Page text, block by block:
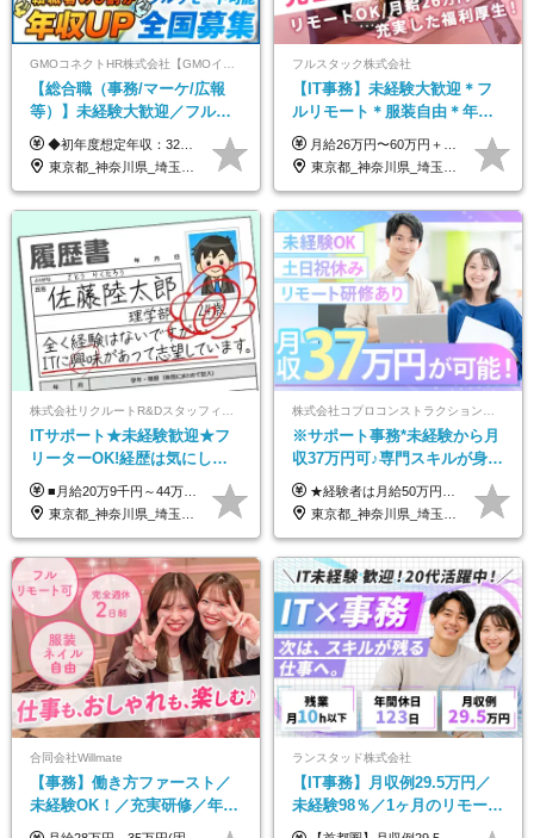
【総合職（事務/マーケ/広報
等）】未経験大歓迎／フルリ
モ可で全国募集！年収アップ
多数★年休最大130日★
◆初年度想定年収：320万円〜840万円 【関東／一都三県】月給24万円〜70万円 【関西・東海地方】月給23万円〜65万円 【その他の地方等】月給22万円〜60万円 ※ご経験・スキル・前職給与などを考慮の上決定いたします。 ◉固定残業代制（固定残業代10,000円含） 固定残業代は7時間分・時間超過分は追加支給 ≪月給例≫ ・月給54万円（29歳／入社3年目） ・月給38万円（26歳／入社2年目） ・月給28万円（24歳／入社1年目） ※試用期間は6ヶ月で、その間の雇用形態は契約社員です。そのほかの条件に変更はありません。
東京都_神奈川県_埼玉県_千葉県_大阪府_愛知県_北海道_青森県_岩手県_宮城県_秋田県_山形県_福島県_茨城県_栃木県_群馬県_新潟県_山梨県_長野県_富山県_石川県_福井県_静岡県_岐阜県_三重県_兵庫県_京都府_滋賀県_奈良県_和歌山県_広島県_岡山県_鳥取県_島根県_山口県_徳島県_香川県_愛媛県_高知県_福岡県_熊本県_佐賀県_長崎県_大分県_宮崎県_鹿児島県_沖縄県
フルスタック株式会社
【IT事務】未経験大歓迎＊フ
ルリモート＊服装自由＊年休
125日以上＊残業なし＊月給26
万円以上
月給26万円〜60万円＋諸手当＋インセンティブ（２種）＋賞与 ★Point 設立から9ヶ月で全社員2万円の昇給実績 ※成果はしっかりと還元いたします！ ★Point 100％年収UPでの待遇提示も可能！ ※経験者であれば、100％年収アップも実現可能です。 ※試用期間最大2ヶ月/月給22万円〜
東京都_神奈川県_埼玉県_千葉県_茨城県
ITサポート★未経験歓迎★フ
リーターOK!経歴は気にしな
くて大丈夫★超大手リクルー
トグループの正社員/sg
■月給20万9千円～44万円 ※経験・能力・前給を考慮の上、決定いたします ※時間外手当100％支給 ※派遣就業先が変更となる場合には、就業規則、労使協定等に基づき賃金が変更となる可能性があります 「とにかく私生活重視」「残業があっても稼ぎたい」といった希望も配属の際に考慮します。 ＜手当＞ ■職務担当手当 ■通勤手当（上限月3万円） ■残業手当（全額支給） ■住宅手当（5割を会社負担／就業規則に定めるところによる） ■扶養手当 ■別居手当 ■資格試験受講料補助（資格ごとに社内規定により決定） ■資格取得奨励金 （資格により2万円～20万円の祝金支給） ◎一例 ・基本情報技術者（5万円） ・プロジェクトマネージャー試験（10万円） ・応用情報技術者試験（10万円） ・ITストラテジスト試験（10万円） ・エンベデッドシステムスペシャリスト試験（10万円） ・ディジタル技術検定（情報1級：10万円、制御1級：10万円、情報2級、制御2級：5万円 ・TOEIC（R）テスト（600～729点：5万円、 730～799点：10万円、800点以上：15万円） など
東京都_神奈川県_埼玉県_千葉県_大阪府_愛知県_青森県_岩手県_宮城県_秋田県_山形県_福島県_茨城県_栃木県_群馬県_山梨県_長野県_福井県_静岡県_岐阜県_三重県_兵庫県_京都府_滋賀県_奈良県_広島県_岡山県_山口県_香川県_福岡県_熊本県_佐賀県_長崎県_大分県_宮崎県_鹿児島県
※サポート事務*未経験から月
収37万円可♪専門スキルが身に
付く！Web面接＆リモート研
修も充実♪/a
★経験者は月給50万円～90万円 【首都圏】 月給30万1230円〜 ⇒基本22万7000円+地域6万4230円+皆勤1万円 【群馬/栃木/茨城】 月給28万1090円〜 ⇒基本23万4000円+地域3万7090円+皆勤1万円 【大阪/京都/兵庫】 月給30万130円〜 ⇒基本23万5000円+地域5万5130円+皆勤1万円 【静岡/愛知/岐阜/三重】 月給28万5840円〜 ⇒基本23万円+地域4万5840円+皆勤1万円 【北海道】 月給25万2960円〜 ⇒基本22万4000円+地域1万8960円+皆勤1万円 【福岡/佐賀/長崎/大分/熊本】 月給25万800円〜 ⇒基本21万8000円+地域2万2800円+皆勤1万円 【宮城/山形/福島】 月給25万580円〜 ⇒基本21万8000円+地域2万2580円+皆勤1万円 【広島/岡山/山口】 月給27万1090円〜 ⇒基本23万4000円+地域2万7090円+皆勤1万円 ※残業代は1分単位で全額支給（みなし残業制度なし） ※上記給与は最低支給額です。経験・能力に応じて決定致します ※試用期間1ヶ月、最大6ヶ月まで延長する可能性あり(条件変更なし) ※今期より新賃金体系へ移行しました。詳細は面接時にご説明します
東京都_神奈川県_埼玉県_大阪府_愛知県_北海道_宮城県_広島県_福岡県
合同会社Willmate
【事務】働き方ファースト／
未経験OK！／充実研修／年休
127日～／残業なし／平均20代
ランスタッド株式会社
【IT事務】月収例29.5万円／
未経験98％／1ヶ月のリモート
研修／既卒・第二新卒歓迎／